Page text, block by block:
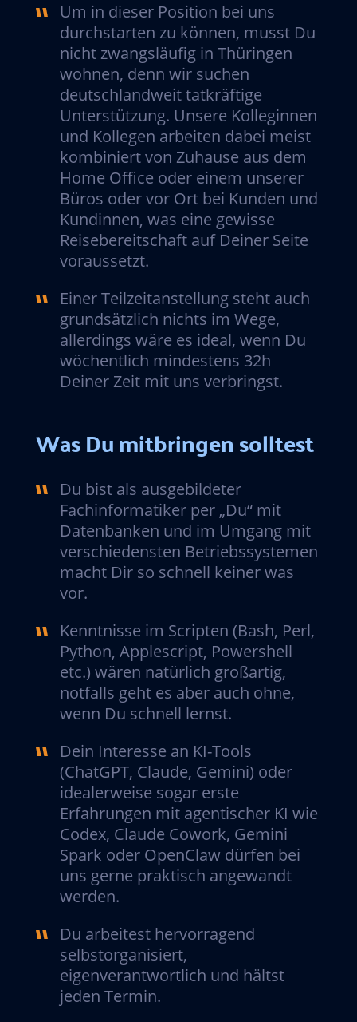
Um in dieser Position bei uns
durchstarten zu können, musst Du
nicht zwangsläufig in Thüringen
wohnen, denn wir suchen
deutschlandweit tatkräftige
Unterstützung. Unsere Kolleginnen
und Kollegen arbeiten dabei meist
kombiniert von Zuhause aus dem
Home Office oder einem unserer
Büros oder vor Ort bei Kunden und
Kundinnen, was eine gewisse
Reisebereitschaft auf Deiner Seite
voraussetzt.
Einer Teilzeitanstellung steht auch
grundsätzlich nichts im Wege,
allerdings ​wäre es ideal, wenn Du
wöchentlich mindestens 32h
Deiner Zeit mit uns verbringst.
Was Du mitbringen solltest
Du bist als ausgebildeter
Fachinformatiker per „Du“ mit
Datenbanken und im Umgang mit
verschiedensten Betriebssystemen
macht Dir so schnell keiner was
vor.
Kenntnisse im Scripten (Bash, Perl,
Python, Applescript, Powershell
etc.) wären natürlich großartig,
notfalls geht es aber auch ohne,
wenn Du schnell lernst.
Dein Interesse an KI-Tools
(ChatGPT, Claude, Gemini) oder
idealerweise sogar erste
Erfahrungen mit agentischer KI wie
Codex, Claude Cowork, Gemini
Spark oder OpenClaw dürfen bei
uns gerne praktisch angewandt
werden.
Du arbeitest hervorragend
selbstorganisiert,
eigenverantwortlich und hältst
jeden Termin.